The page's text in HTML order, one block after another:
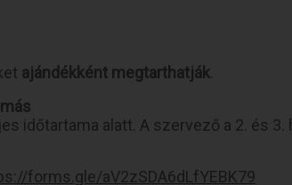
ajándékként megtarthatják.
időtartama alatt. A szervező a 2. és 3.
forms.gle/aV2zSDA6dLfYEBK79